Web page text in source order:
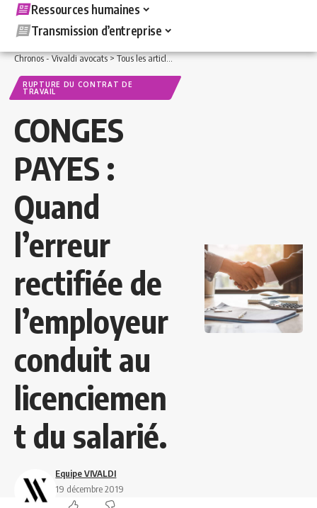
Ressources humaines
Transmission d’entreprise
Chronos - Vivaldi avocats>Tous les articles >Ressources humaines>Rupture
RUPTURE DU CONTRAT DE
TRAVAIL
CONGES
PAYES :
Quand
l’erreur
rectifiée de
l’employeur
conduit au
licenciemen
t du salarié.
Equipe VIVALDI
19 décembre 2019